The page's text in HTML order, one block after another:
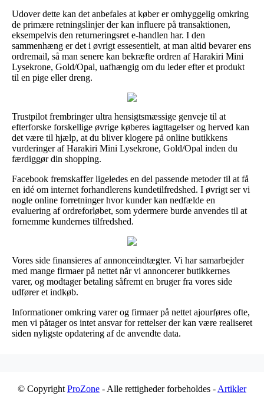
Udover dette kan det anbefales at køber er omhyggelig omkring
de primære retningslinjer der kan influere på transaktionen,
eksempelvis den returneringsret e-handlen har. I den
sammenhæng er det i øvrigt essesentielt, at man altid bevarer ens
ordremail, så man senere kan bekræfte ordren af Harakiri Mini
Lysekrone, Gold/Opal, uafhængig om du leder efter et produkt
til en pige eller dreng.
Trustpilot frembringer ultra hensigtsmæssige genveje til at
efterforske forskellige øvrige køberes iagttagelser og herved kan
det være til hjælp, at du bliver klogere på online butikkens
vurderinger af Harakiri Mini Lysekrone, Gold/Opal inden du
færdiggør din shopping.
Facebook fremskaffer ligeledes en del passende metoder til at få
en idé om internet forhandlerens kundetilfredshed. I øvrigt ser vi
nogle online forretninger hvor kunder kan nedfælde en
evaluering af ordreforløbet, som ydermere burde anvendes til at
fornemme kundernes tilfredshed.
Vores side finansieres af annonceindtægter. Vi har samarbejder
med mange firmaer på nettet når vi annoncerer butikkernes
varer, og modtager betaling såfremt en bruger fra vores side
udfører et indkøb.
Informationer omkring varer og firmaer på nettet ajourføres ofte,
men vi påtager os intet ansvar for rettelser der kan være realiseret
siden nyligste opdatering af de anvendte data.
© Copyright ProZone - Alle rettigheder forbeholdes - Artikler